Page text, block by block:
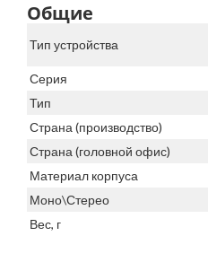
Общие
Тип устройства
Серия
Тип
Страна (производство)
Страна (головной офис)
Материал корпуса
Моно\Стерео
Вес, г